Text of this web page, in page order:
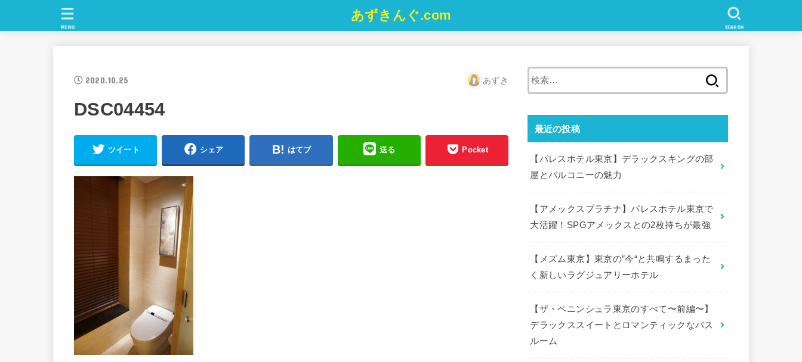
あずきんぐ.com
SEARCH
MENU
2020.10.25 あずき
DSC04454
ツイート シェア はてブ 送る Pocket
索
最近の投稿
【パレスホテル東京】デラックスキングの部
屋とバルコニーの魅力
【アメックスプラチナ】パレスホテル東京で
大活躍！SPGアメックスとの2枚持ちが最強
【メズム東京】東京の”今“と共鳴するまった
く新しいラグジュアリーホテル
【ザ・ペニンシュラ東京のすべて〜前編〜】
デラックススイートとロマンティックなバス
ルーム